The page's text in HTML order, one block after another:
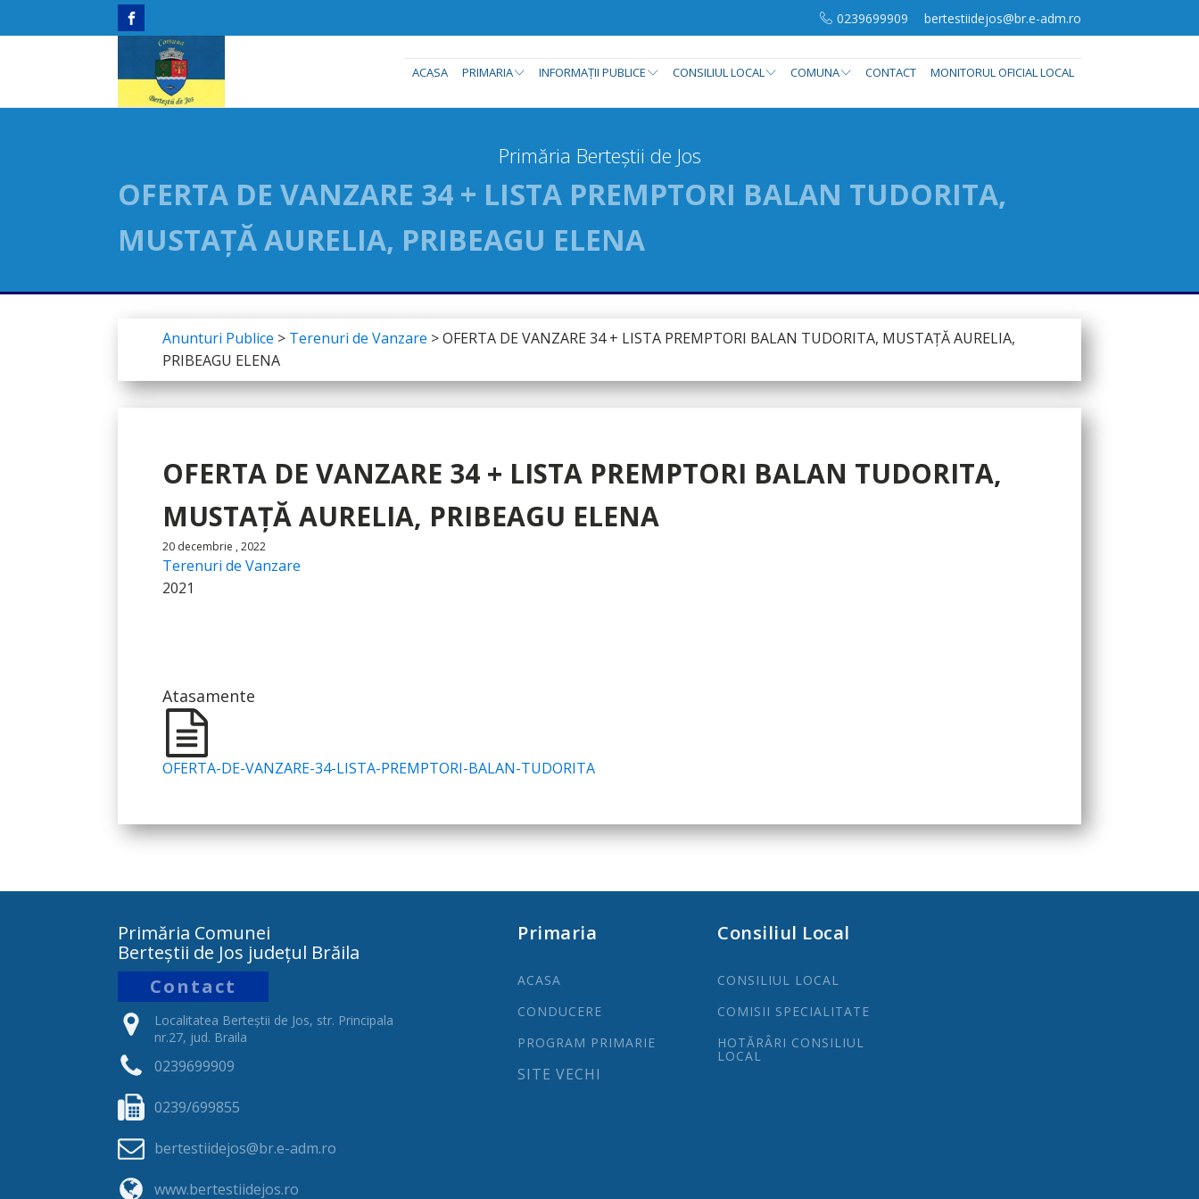
0239699909 bertestiidejos@br.e-adm.ro
ACASA PRIMARIA INFORMAȚII PUBLICE CONSILIUL LOCAL COMUNA CONTACT MONITORUL OFICIAL LOCAL
Primăria Berteștii de Jos
OFERTA DE VANZARE 34 + LISTA PREMPTORI BALAN TUDORITA,
MUSTAȚĂ AURELIA, PRIBEAGU ELENA
Anunturi Publice > Terenuri de Vanzare >OFERTA DE VANZARE 34 + LISTA PREMPTORI BALAN TUDORITA, MUSTAȚĂ AURELIA,
PRIBEAGU ELENA
OFERTA DE VANZARE 34 + LISTA PREMPTORI BALAN TUDORITA,
MUSTAȚĂ AURELIA, PRIBEAGU ELENA
20 decembrie , 2022
Terenuri de Vanzare
2021
Atasamente
OFERTA-DE-VANZARE-34-LISTA-PREMPTORI-BALAN-TUDORITA
Primăria Comunei
Berteștii de Jos județul Brăila
Contact
Localitatea Berteștii de Jos, str. Principala
nr.27, jud. Braila
0239699909
0239/699855
bertestiidejos@br.e-adm.ro
www.bertestiidejos.ro
Primaria
ACASA
CONDUCERE
PROGRAM PRIMARIE
SITE VECHI
Consiliul Local
CONSILIUL LOCAL
COMISII SPECIALITATE
HOTĂRÂRI CONSILIUL
LOCAL